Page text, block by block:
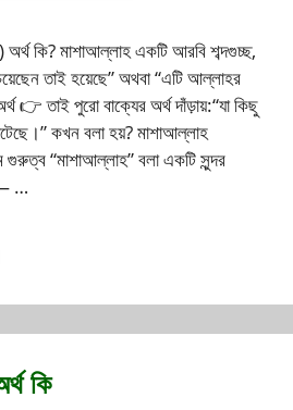
তাই হয়েছে” অথবা “এটি আল্লাহর
👉 তাই পুরো বাক্যের অর্থ দাঁড়ায়:“যা কিছু
কখন বলা হয়? মাশাআল্লাহ
“মাশাআল্লাহ” বলা একটি সুন্দর
…
কি